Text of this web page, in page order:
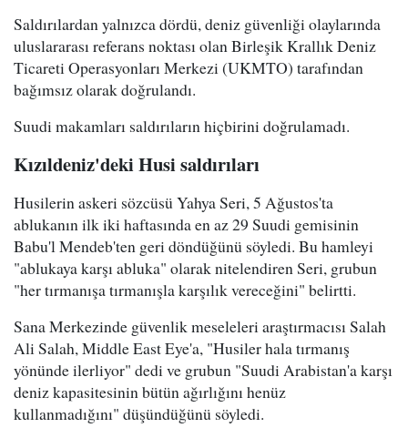
Saldırılardan yalnızca dördü, deniz güvenliği olaylarında
uluslararası referans noktası olan Birleşik Krallık Deniz
Ticareti Operasyonları Merkezi (UKMTO) tarafından
bağımsız olarak doğrulandı.
Suudi makamları saldırıların hiçbirini doğrulamadı.
Kızıldeniz'deki Husi saldırıları
Husilerin askeri sözcüsü Yahya Seri, 5 Ağustos'ta
ablukanın ilk iki haftasında en az 29 Suudi gemisinin
Babu'l Mendeb'ten geri döndüğünü söyledi. Bu hamleyi
"ablukaya karşı abluka" olarak nitelendiren Seri, grubun
"her tırmanışa tırmanışla karşılık vereceğini" belirtti.
Sana Merkezinde güvenlik meseleleri araştırmacısı Salah
Ali Salah, Middle East Eye'a, "Husiler hala tırmanış
yönünde ilerliyor" dedi ve grubun "Suudi Arabistan'a karşı
deniz kapasitesinin bütün ağırlığını henüz
kullanmadığını" düşündüğünü söyledi.